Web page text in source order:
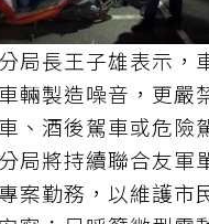
局長王子雄表示，
輛製造噪音，更嚴
、酒後駕車或危險
局將持續聯合友軍
案勤務，以維護市